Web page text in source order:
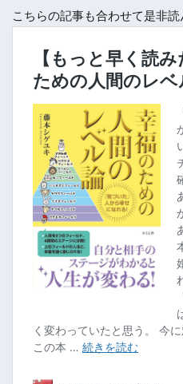
こちらの記事も合わせて是非読